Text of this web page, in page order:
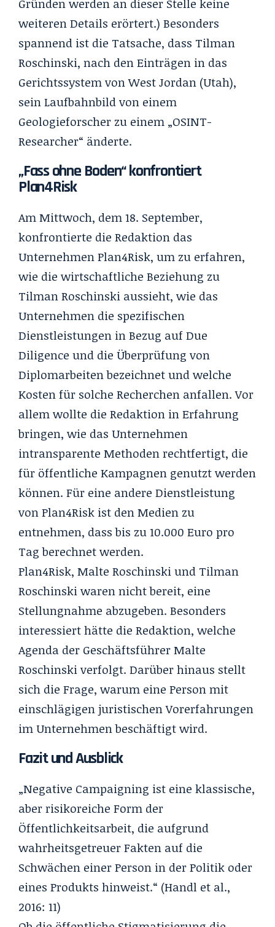
Gründen werden an dieser Stelle keine
weiteren Details erörtert.) Besonders
spannend ist die Tatsache, dass Tilman
Roschinski, nach den Einträgen in das
Gerichtssystem von West Jordan (Utah),
sein Laufbahnbild von einem
Geologieforscher zu einem „OSINT-
Researcher“ änderte.
„Fass ohne Boden“ konfrontiert
Plan4Risk
Am Mittwoch, dem 18. September,
konfrontierte die Redaktion das
Unternehmen Plan4Risk, um zu erfahren,
wie die wirtschaftliche Beziehung zu
Tilman Roschinski aussieht, wie das
Unternehmen die spezifischen
Dienstleistungen in Bezug auf Due
Diligence und die Überprüfung von
Diplomarbeiten bezeichnet und welche
Kosten für solche Recherchen anfallen. Vor
allem wollte die Redaktion in Erfahrung
bringen, wie das Unternehmen
intransparente Methoden rechtfertigt, die
für öffentliche Kampagnen genutzt werden
können. Für eine andere Dienstleistung
von Plan4Risk ist den Medien zu
entnehmen, dass bis zu 10.000 Euro pro
Tag berechnet werden.
Plan4Risk, Malte Roschinski und Tilman
Roschinski waren nicht bereit, eine
Stellungnahme abzugeben. Besonders
interessiert hätte die Redaktion, welche
Agenda der Geschäftsführer Malte
Roschinski verfolgt. Darüber hinaus stellt
sich die Frage, warum eine Person mit
einschlägigen juristischen Vorerfahrungen
im Unternehmen beschäftigt wird.
Fazit und Ausblick
„Negative Campaigning ist eine klassische,
aber risikoreiche Form der
Öffentlichkeitsarbeit, die aufgrund
wahrheitsgetreuer Fakten auf die
Schwächen einer Person in der Politik oder
eines Produkts hinweist.“ (Handl et al.,
2016: 11)